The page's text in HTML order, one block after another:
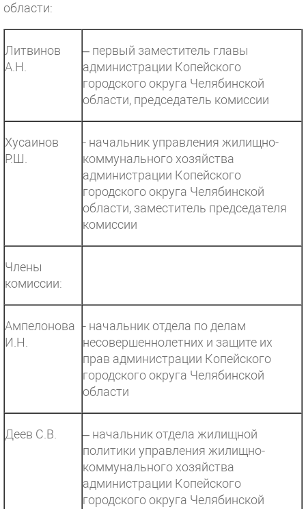
области:
Литвинов
А.Н.
– первый заместитель главы
администрации Копейского
городского округа Челябинской
области, председатель комиссии
Хусаинов
Р.Ш.
- начальник управления жилищно-
коммунального хозяйства
администрации Копейского
городского округа Челябинской
области, заместитель председателя
комиссии
Члены
комиссии:
Ампелонова
И.Н.
- начальник отдела по делам
несовершеннолетних и защите их
прав администрации Копейского
городского округа Челябинской
области
Деев С.В.
– начальник отдела жилищной
политики управления жилищно-
коммунального хозяйства
администрации Копейского
городского округа Челябинской